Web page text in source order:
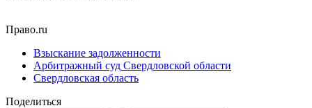
Право.ru
Взыскание задолженности
Арбитражный суд Свердловской области
Свердловская область
Поделиться